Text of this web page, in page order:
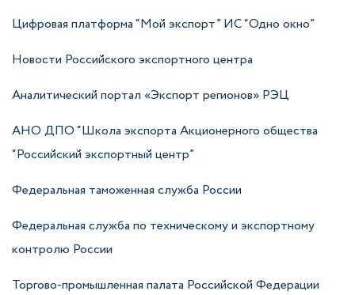
Цифровая платформа “Мой экспорт” ИС “Одно окно”
Новости Российского экспортного центра
Аналитический портал «Экспорт регионов» РЭЦ
АНО ДПО “Школа экспорта Акционерного общества
“Российский экспортный центр”
Федеральная таможенная служба России
Федеральная служба по техническому и экспортному
контролю России
Торгово-промышленная палата Российской Федерации